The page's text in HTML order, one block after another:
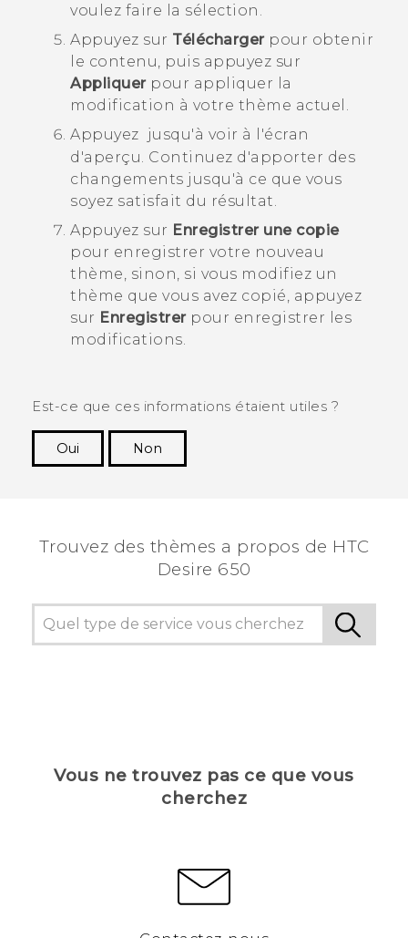
voulez faire la sélection.
Appuyez sur Téléchargerpour obtenir
le contenu, puis appuyez sur
Appliquerpour appliquer la
modification à votre thème actuel.
Appuyez jusqu'à voir à l'écran
d'aperçu. Continuez d'apporter des
changements jusqu'à ce que vous
soyez satisfait du résultat.
Appuyez sur Enregistrer une copie
pour enregistrer votre nouveau
thème, sinon, si vous modifiez un
thème que vous avez copié, appuyez
sur Enregistrerpour enregistrer les
modifications.
Est-ce que ces informations étaient utiles ?
Oui
Non
Trouvez des thèmes a propos de HTC
Desire 650
Vous ne trouvez pas ce que vous
cherchez